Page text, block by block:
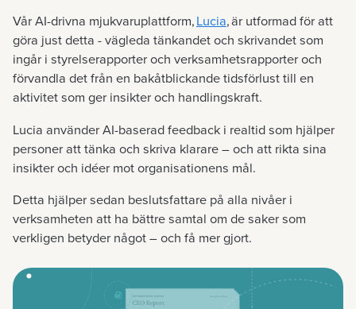
Vår AI-drivna mjukvaruplattform,Lucia, är utformad för att
göra just detta - vägleda tänkandet och skrivandet som
ingår i styrelserapporter och verksamhetsrapporter och
förvandla det från en bakåtblickande tidsförlust till en
aktivitet som ger insikter och handlingskraft.
Lucia använder AI-baserad feedback i realtid som hjälper
personer att tänka och skriva klarare – och att rikta sina
insikter och idéer mot organisationens mål.
Detta hjälper sedan beslutsfattare på alla nivåer i
verksamheten att ha bättre samtal om de saker som
verkligen betyder något – och få mer gjort.